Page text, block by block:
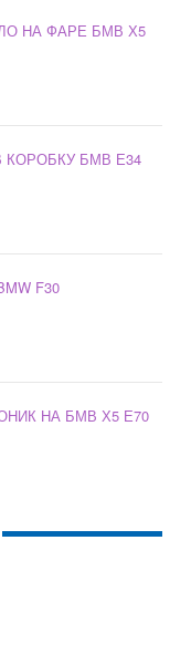
НА ФАРЕ БМВ Х5
БМВ Е34
F30
НА БМВ Х5 Е70